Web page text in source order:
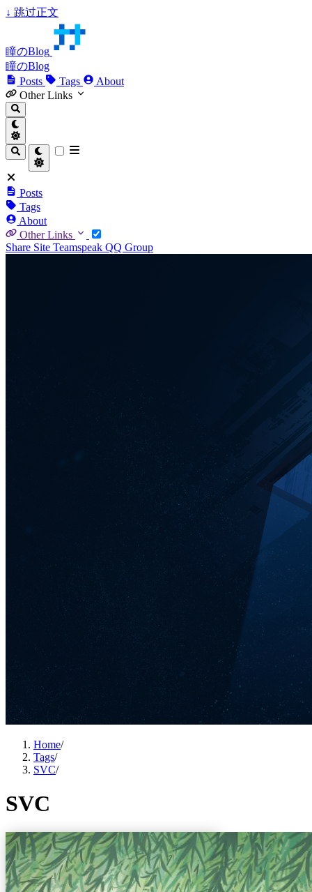
↓ 跳过正文
瞳のBlog
瞳のBlog
Posts
Tags
About
Other Links
Posts
Tags
About
Other Links
Share Site Teamspeak QQ Group
Home/
Tags/
SVC/
SVC